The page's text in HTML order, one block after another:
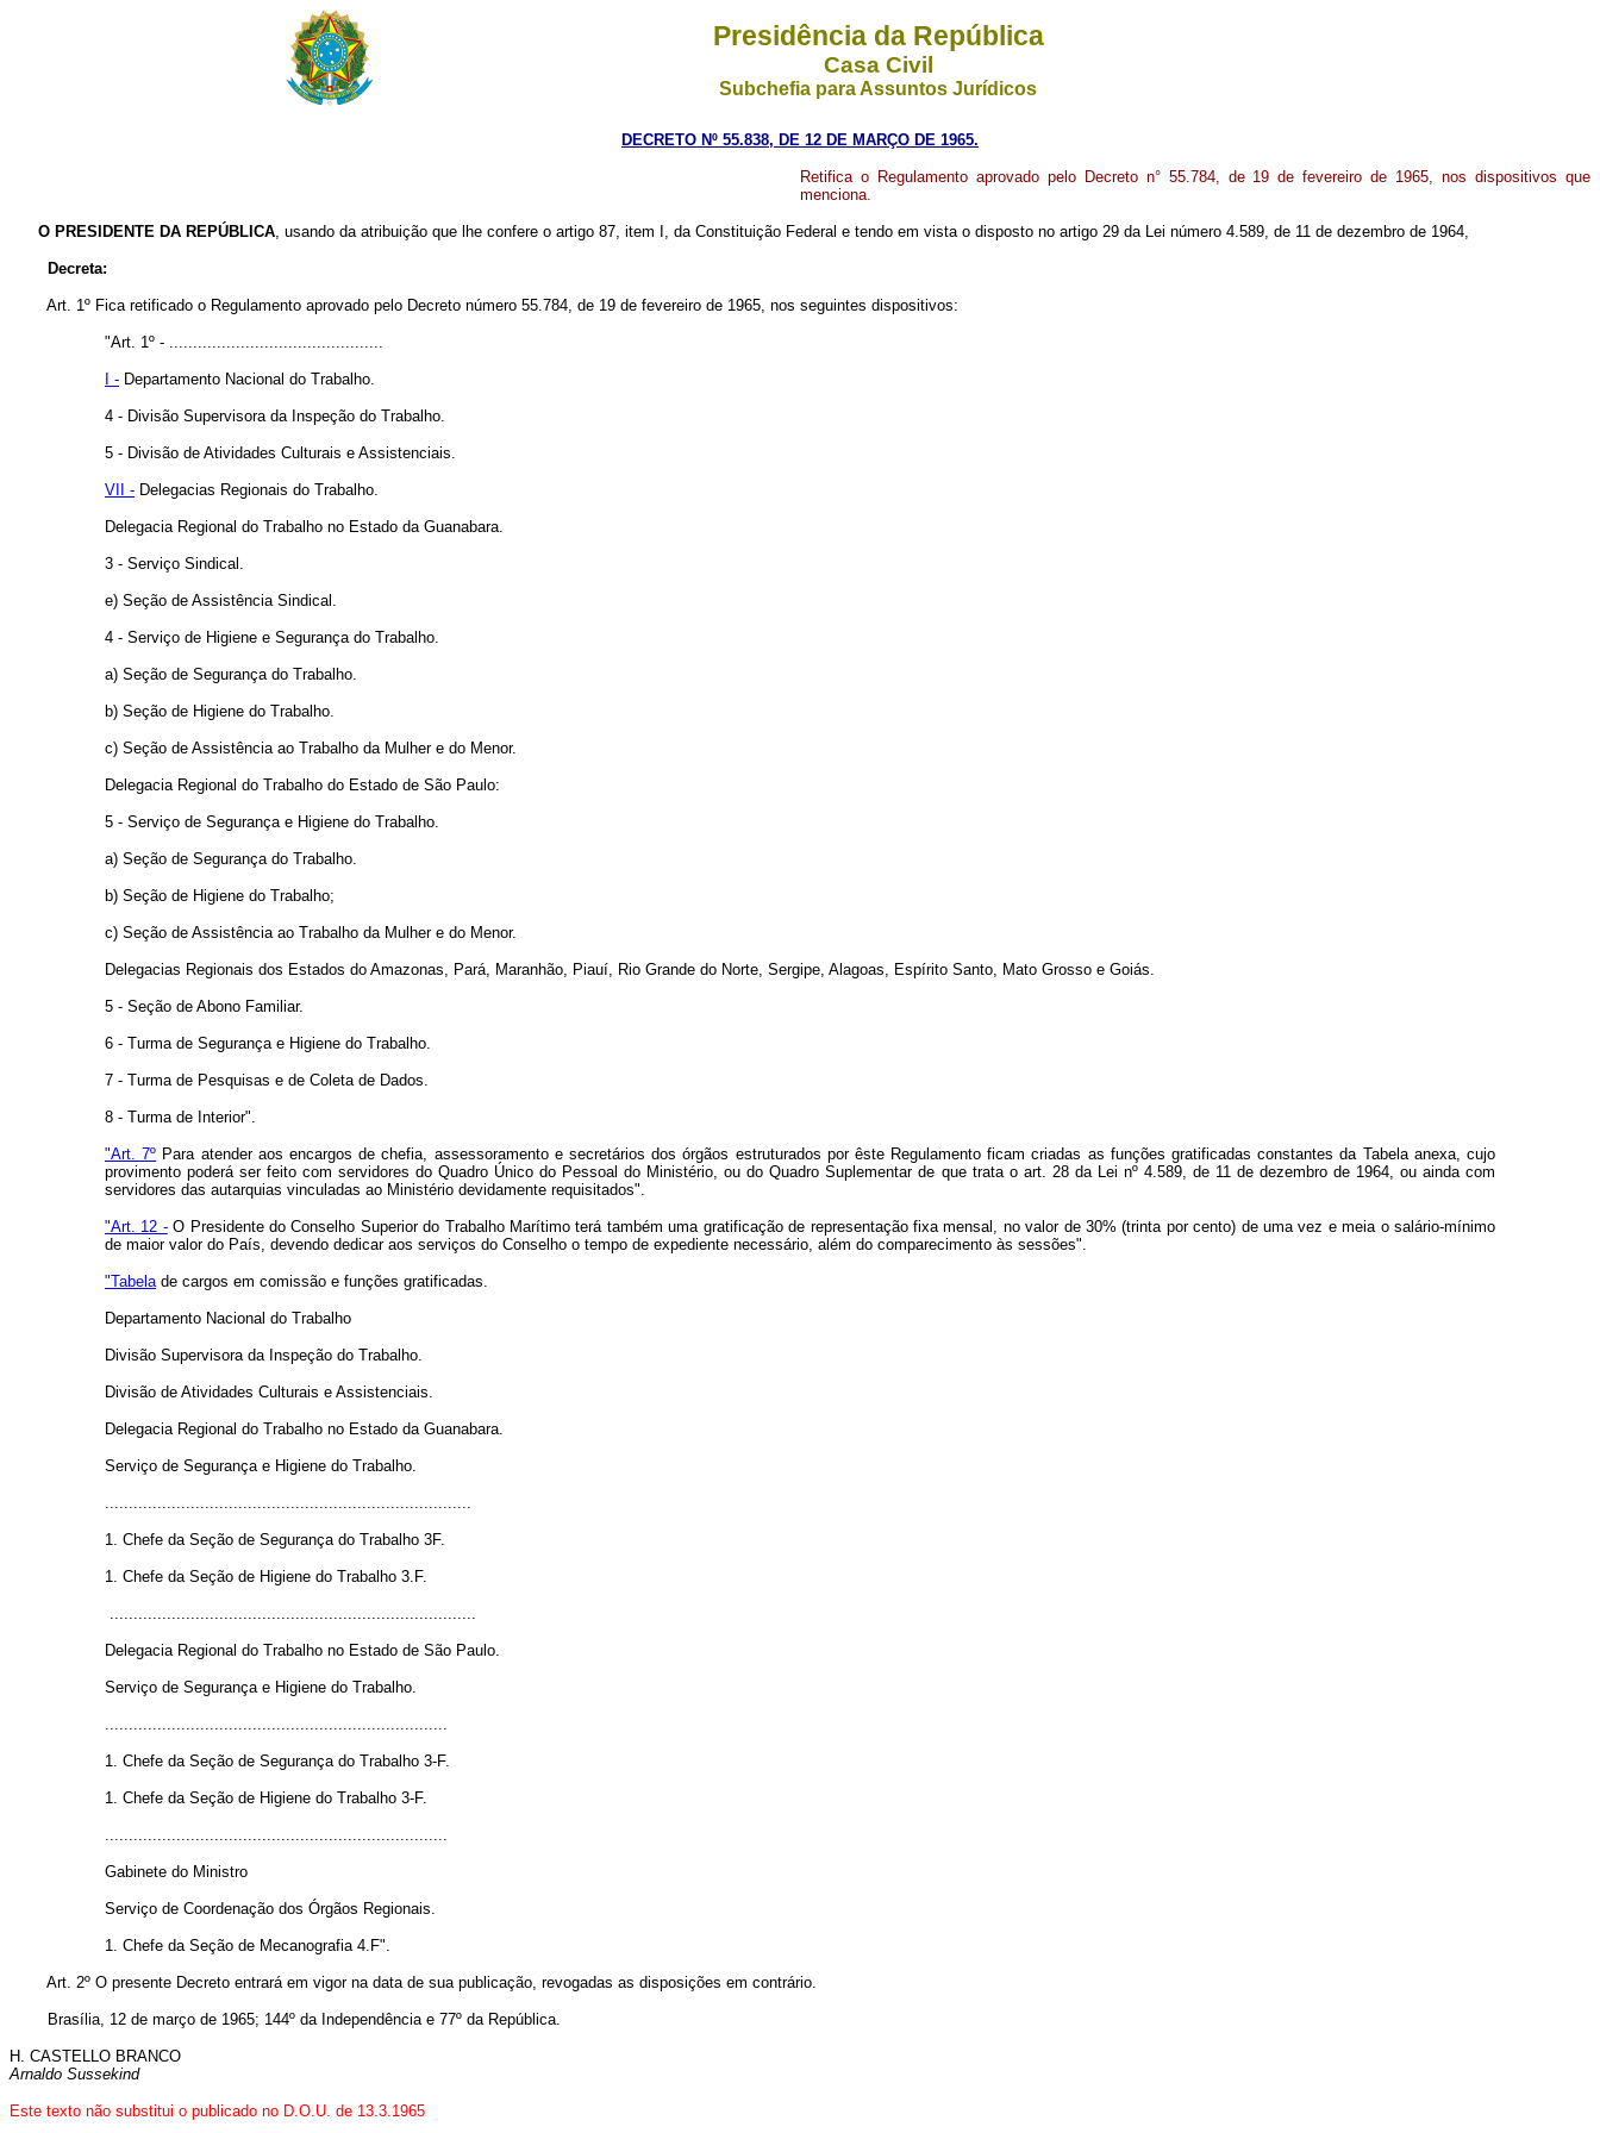
Presidência da República
Casa Civil
Subchefia para Assuntos Jurídicos
DECRETO Nº 55.838, DE 12 DE MARÇO DE 1965.
Retifica o Regulamento aprovado pelo Decreto n° 55.784, de 19 de fevereiro de 1965, nos dispositivos que
menciona.
O PRESIDENTE DA REPÚBLICA, usando da atribuição que lhe confere o artigo 87, item I, da Constituição Federal e tendo em vista o disposto no artigo 29 da Lei número 4.589, de 11 de dezembro de 1964,
Decreta:
Art. 1º Fica retificado o Regulamento aprovado pelo Decreto número 55.784, de 19 de fevereiro de 1965, nos seguintes dispositivos:
"Art. 1º - .............................................
I - Departamento Nacional do Trabalho.
4 - Divisão Supervisora da Inspeção do Trabalho.
5 - Divisão de Atividades Culturais e Assistenciais.
VII - Delegacias Regionais do Trabalho.
Delegacia Regional do Trabalho no Estado da Guanabara.
3 - Serviço Sindical.
e) Seção de Assistência Sindical.
4 - Serviço de Higiene e Segurança do Trabalho.
a) Seção de Segurança do Trabalho.
b) Seção de Higiene do Trabalho.
c) Seção de Assistência ao Trabalho da Mulher e do Menor.
Delegacia Regional do Trabalho do Estado de São Paulo:
5 - Serviço de Segurança e Higiene do Trabalho.
a) Seção de Segurança do Trabalho.
b) Seção de Higiene do Trabalho;
c) Seção de Assistência ao Trabalho da Mulher e do Menor.
Delegacias Regionais dos Estados do Amazonas, Pará, Maranhão, Piauí, Rio Grande do Norte, Sergipe, Alagoas, Espírito Santo, Mato Grosso e Goiás.
5 - Seção de Abono Familiar.
6 - Turma de Segurança e Higiene do Trabalho.
7 - Turma de Pesquisas e de Coleta de Dados.
8 - Turma de Interior".
"Art. 7º Para atender aos encargos de chefia, assessoramento e secretários dos órgãos estruturados por êste Regulamento ficam criadas as funções gratificadas constantes da Tabela anexa, cujo
provimento poderá ser feito com servidores do Quadro Único do Pessoal do Ministério, ou do Quadro Suplementar de que trata o art. 28 da Lei nº 4.589, de 11 de dezembro de 1964, ou ainda com
servidores das autarquias vinculadas ao Ministério devidamente requisitados".
"Art. 12 -O Presidente do Conselho Superior do Trabalho Marítimo terá também uma gratificação de representação fixa mensal, no valor de 30% (trinta por cento) de uma vez e meia o salário-mínimo
de maior valor do País, devendo dedicar aos serviços do Conselho o tempo de expediente necessário, além do comparecimento às sessões".
"Tabelade cargos em comissão e funções gratificadas.
Departamento Nacional do Trabalho
Divisão Supervisora da Inspeção do Trabalho.
Divisão de Atividades Culturais e Assistenciais.
Delegacia Regional do Trabalho no Estado da Guanabara.
Serviço de Segurança e Higiene do Trabalho.
.............................................................................
1. Chefe da Seção de Segurança do Trabalho 3F.
1. Chefe da Seção de Higiene do Trabalho 3.F.
.............................................................................
Delegacia Regional do Trabalho no Estado de São Paulo.
Serviço de Segurança e Higiene do Trabalho.
........................................................................
1. Chefe da Seção de Segurança do Trabalho 3-F.
1. Chefe da Seção de Higiene do Trabalho 3-F.
........................................................................
Gabinete do Ministro
Serviço de Coordenação dos Órgãos Regionais.
1. Chefe da Seção de Mecanografia 4.F".
Art. 2º O presente Decreto entrará em vigor na data de sua publicação, revogadas as disposições em contrário.
Brasília, 12 de março de 1965; 144º da Independência e 77º da República.
H. CASTELLO BRANCO
Arnaldo Sussekind
Este texto não substitui o publicado no D.O.U. de 13.3.1965